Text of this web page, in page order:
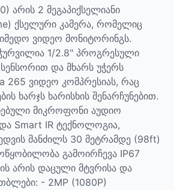
არის 2 მეგაპიქსელიანი
ქსელური კამერა, რომელიც
ვიდეო მონიტორინგს.
1/2.8" პროგრესული
სენსორით და მხარს უჭერს
265 ვიდეო კომპრესიას, რაც
ხარჯს ხარისხის შენარჩუნებით.
მიკროფონი აუდიო
Smart IR ტექნოლოგია,
მანძილს 30 მეტრამდე (98ft)
გამოირჩევა IP67
არის დაცული მტვრისა და
- 2MP (1080P)